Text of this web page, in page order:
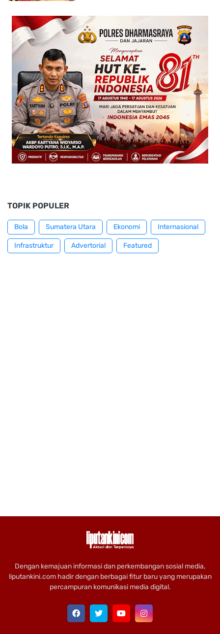
TOPIK POPULER
Bola Sumatera Utara Ekonomi Internasional
Infrastruktur Advertorial Featured
Dengan kemajuan informasi dan perkembangan sosial media,
liputankini.com hadir dengan berbagai fitur baru yang merupakan
percampuran komunikasi media digital.